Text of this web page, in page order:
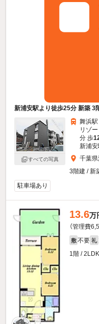
新浦安駅より徒歩25分 新築 3
すべての写真
舞浜駅
リゾ
分 歩
新浦
千葉県
3階建 / 新
駐車場あり
13.6万
（管理費
敷 不要 礼
1階 /